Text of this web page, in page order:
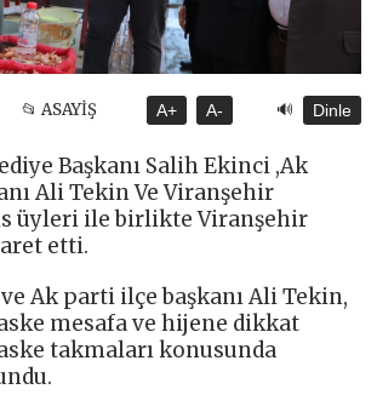
📂 ASAYİŞ A+ A- 🔊 Dinle
Başkanı Salih Ekinci ,Ak
Ali Tekin Ve Viranşehir
üyleri ile birlikte Viranşehir
etti.
Ak parti ilçe başkanı Ali Tekin,
mesafa ve hijene dikkat
takmaları konusunda